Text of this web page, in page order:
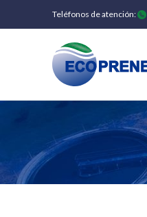
Teléfonos de atención: